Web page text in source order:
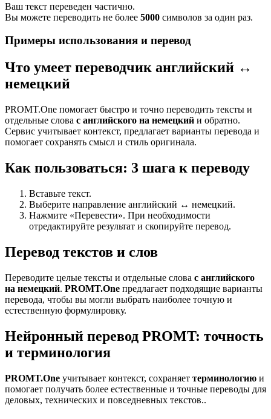
Ваш текст переведен частично.
Вы можете переводить не более 5000 символов за один раз.
Примеры использования и перевод
Что умеет переводчик английский ↔
немецкий
PROMT.One помогает быстро и точно переводить тексты и
отдельные слова с английского на немецкий и обратно.
Сервис учитывает контекст, предлагает варианты перевода и
помогает сохранять смысл и стиль оригинала.
Как пользоваться: 3 шага к переводу
Вставьте текст.
Выберите направление английский ↔ немецкий.
Нажмите «Перевести». При необходимости
отредактируйте результат и скопируйте перевод.
Перевод текстов и слов
Переводите целые тексты и отдельные слова с английского
на немецкий. PROMT.One предлагает подходящие варианты
перевода, чтобы вы могли выбрать наиболее точную и
естественную формулировку.
Нейронный перевод PROMT: точность
и терминология
PROMT.One учитывает контекст, сохраняет терминологию и
помогает получать более естественные и точные переводы для
деловых, технических и повседневных текстов..